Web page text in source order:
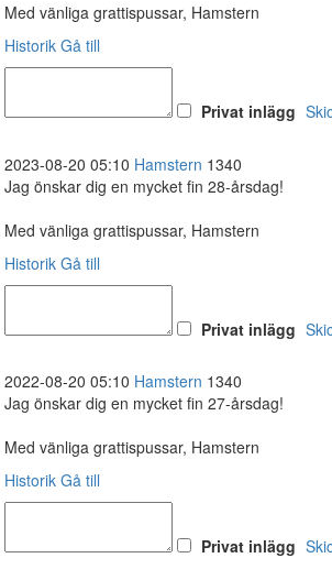
Med vänliga grattispussar, Hamstern
Historik Gå till
Privat inlägg
2023-08-20 05:10 Hamstern 1340
Jag önskar dig en mycket fin 28-årsdag!
Med vänliga grattispussar, Hamstern
Historik Gå till
Privat inlägg
2022-08-20 05:10 Hamstern 1340
Jag önskar dig en mycket fin 27-årsdag!
Med vänliga grattispussar, Hamstern
Historik Gå till
Privat inlägg